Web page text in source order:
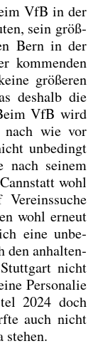
VfB in der
sein größ­
Bern in der
kom­men­den
grö­ße­ren
des­halb die
VfB wird
nach wie vor
unbe­dingt
nach sei­nem
wohl
wohl erneut
eine unbe­
den anhal­ten­
nicht
Per­so­na­lie
2024 doch
auch nicht
ste­hen.